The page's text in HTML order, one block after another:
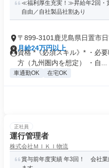
≪福利厚生充実！≫昇給年2回・
自由／自社製品社割あり
〒899-3101鹿児島県日置市
月給24万円以上
資格 *《必須スキル》* ・必
方（九州圏内を想定） ・自...
車通勤OK 在宅OK
正社員
運行管理者
株式会社ＭＩＫＩ物流
賞与前年度実績 年3回！ 会社業